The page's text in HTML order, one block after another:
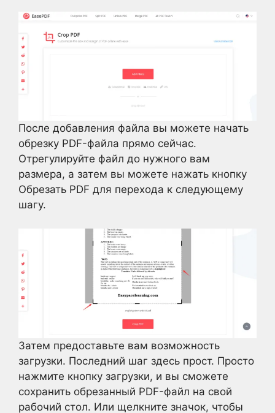
После добавления файла вы можете начать
обрезку PDF-файла прямо сейчас.
Отрегулируйте файл до нужного вам
размера, а затем вы можете нажать кнопку
Обрезать PDF для перехода к следующему
шагу.
Затем предоставьте вам возможность
загрузки. Последний шаг здесь прост. Просто
нажмите кнопку загрузки, и вы сможете
сохранить обрезанный PDF-файл на свой
рабочий стол. Или щелкните значок, чтобы